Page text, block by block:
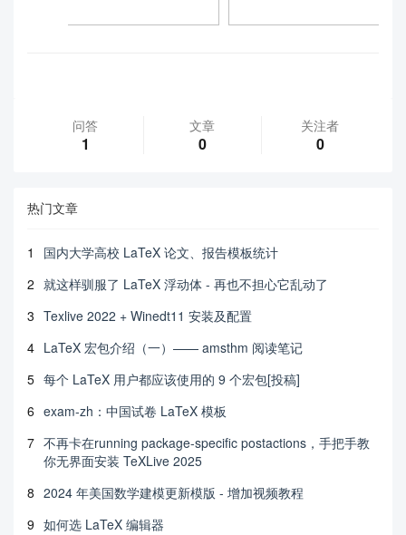
问答
1
文章
0
关注者
0
热门文章
1
国内大学高校 LaTeX 论文、报告模板统计
2 就这样驯服了 LaTeX 浮动体 - 再也不担心它乱动了
3 Texlive 2022 + Winedt11 安装及配置
4 LaTeX 宏包介绍（一）—— amsthm 阅读笔记
5 每个 LaTeX 用户都应该使用的 9 个宏包[投稿]
6 exam-zh：中国试卷 LaTeX 模板
7 不再卡在running package-specific postactions，手把手教
你无界面安装 TeXLive 2025
8 2024 年美国数学建模更新模版 - 增加视频教程
9 如何选 LaTeX 编辑器